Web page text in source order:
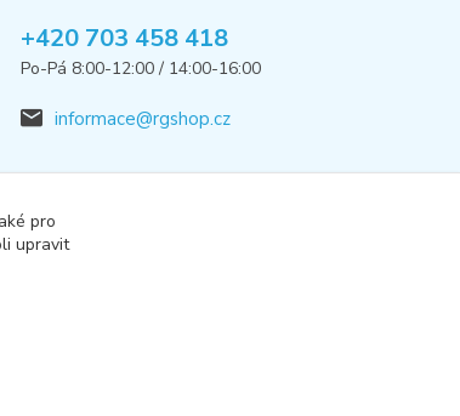
+420 703 458 418
Po-Pá 8:00-12:00 / 14:00-16:00
informace@rgshop.cz
pro
upravit